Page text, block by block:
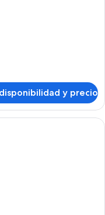
y precio
de madera con una